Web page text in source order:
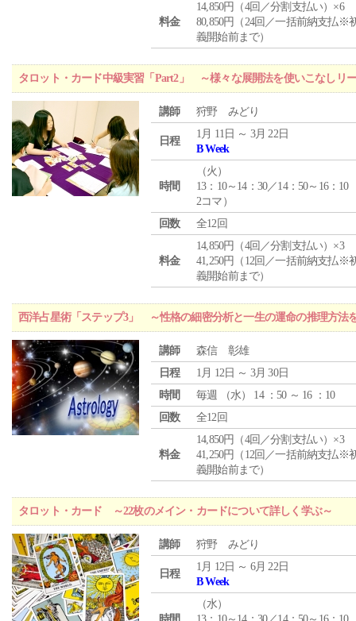
料金
14,850円（4回／分割支払い）×6
80,850円（24回／一括前納支払※
義開始前まで）
タロット・カード中級実習「Part2」 ～様々な展開法を使いこなしリ
講師 狩野 みどり
日程
1月 11日 ～ 3月 22日
B Week
時間
（火 ）
13：10～14：30／14：50～16：10
2コマ）
回数
全12回
料金
14,850円（4回／分割支払い）×3
41,250円（12回／一括前納支払※
義開始前まで）
西洋占星術「ステップ3」 ～性格の細密分析と一生の運命の推理方法
講師
森信 彰雄
日程
1月 12日 ～ 3月 30日
時間
毎週 （水） 14 ：50 ～ 16 ：10
回数
全12回
料金
14,850円（4回／分割支払い）×3
41,250円（12回／一括前納支払※
義開始前まで）
タロット・カード ～22枚のメイン・カードについて詳しく学ぶ～
講師 狩野 みどり
日程
1月 12日 ～ 6月 22日
B Week
（水）